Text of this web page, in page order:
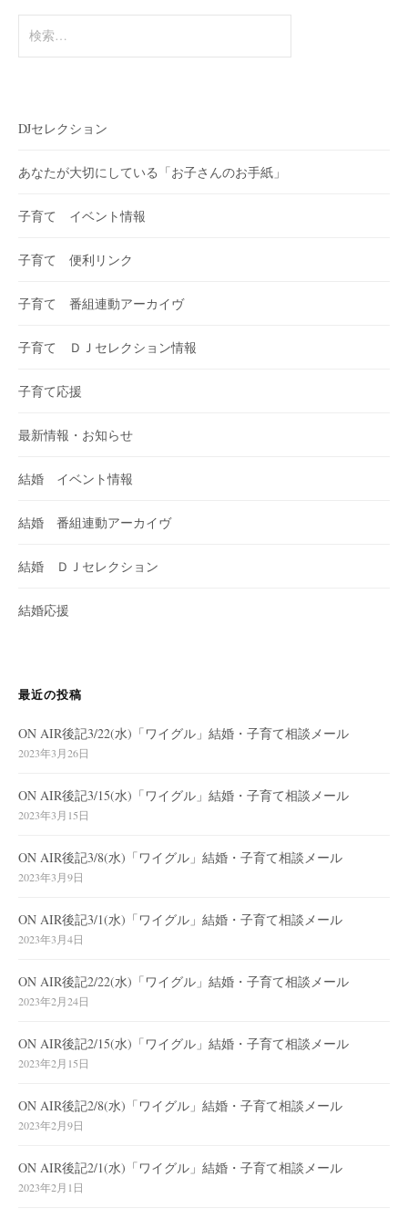
索:
DJセレクション
あなたが大切にしている「お子さんのお手紙」
子育て イベント情報
子育て 便利リンク
子育て 番組連動アーカイヴ
子育て ＤＪセレクション情報
子育て応援
最新情報・お知らせ
結婚 イベント情報
結婚 番組連動アーカイヴ
結婚 ＤＪセレクション
結婚応援
最近の投稿
ON AIR後記3/22(水)「ワイグル」結婚・子育て相談メール
2023年3月26日
ON AIR後記3/15(水)「ワイグル」結婚・子育て相談メール
2023年3月15日
ON AIR後記3/8(水)「ワイグル」結婚・子育て相談メール
2023年3月9日
ON AIR後記3/1(水)「ワイグル」結婚・子育て相談メール
2023年3月4日
ON AIR後記2/22(水)「ワイグル」結婚・子育て相談メール
2023年2月24日
ON AIR後記2/15(水)「ワイグル」結婚・子育て相談メール
2023年2月15日
ON AIR後記2/8(水)「ワイグル」結婚・子育て相談メール
2023年2月9日
ON AIR後記2/1(水)「ワイグル」結婚・子育て相談メール
2023年2月1日